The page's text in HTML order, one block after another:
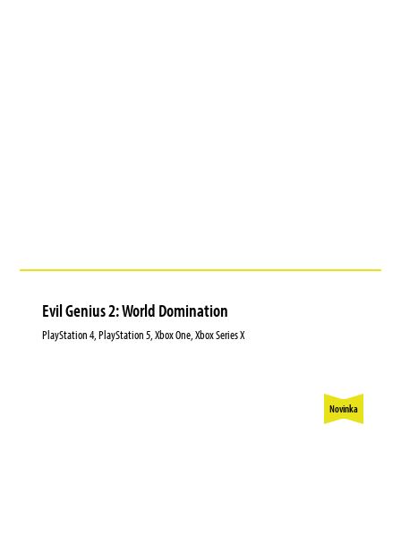
Evil Genius 2: World Domination
PlayStation 4, PlayStation 5, Xbox One, Xbox Series X
Novinka